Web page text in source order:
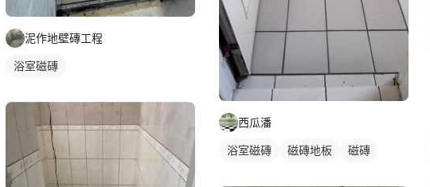
泥作地壁磚工程
浴室磁磚
西瓜潘
浴室磁磚 磁磚地板 磁磚